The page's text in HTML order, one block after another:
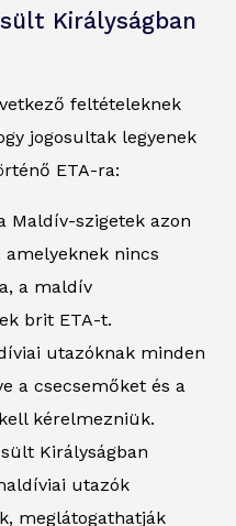
Királyságban
feltételeknek
jogosultak legyenek
ETA-ra:
Maldív-szigetek azon
nincs
a maldív
brit ETA-t.
utazóknak minden
a csecsemőket és a
kérelmezniük.
Királyságban
utazók
meglátogathatják